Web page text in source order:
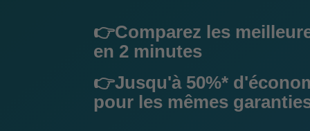
👉Comparez les
en 2 minutes
👉Jusqu'à 50%*
pour les mêmes